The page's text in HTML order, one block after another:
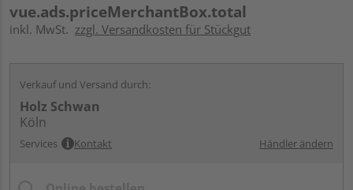
vue.ads.priceMerchantBox.total
inkl. MwSt. zzgl. Versandkosten für Stückgut
Verkauf und Versand durch:
Holz Schwan
Köln
Services Kontakt Händler ändern